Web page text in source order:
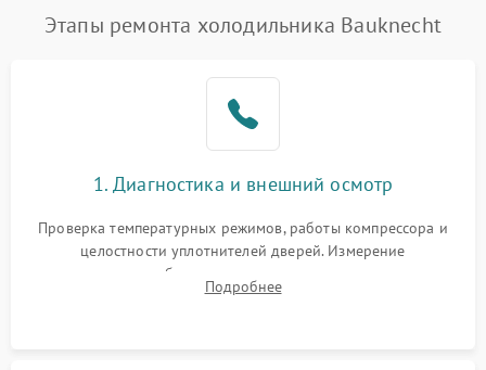
Поломка системы No Frost 2600 ₽ Подробнее →
работе
2000 ₽ Подробнее →
1000 ₽
Этапы ремонта холодильника Bauknecht
1. Диагностика и внешний осмотр
Проверка температурных режимов, работы компрессора и
целостности уплотнителей дверей. Измерение
сопротивления обмоток мотора, проверка термостата и
считывание кодов ошибок с электронного дисплея.
Подробнее